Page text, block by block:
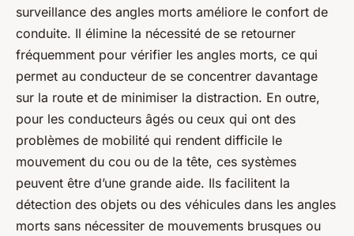
surveillance des angles morts améliore le confort de
conduite. Il élimine la nécessité de se retourner
fréquemment pour vérifier les angles morts, ce qui
permet au conducteur de se concentrer davantage
sur la route et de minimiser la distraction. En outre,
pour les conducteurs âgés ou ceux qui ont des
problèmes de mobilité qui rendent difficile le
mouvement du cou ou de la tête, ces systèmes
peuvent être d’une grande aide. Ils facilitent la
détection des objets ou des véhicules dans les angles
morts sans nécessiter de mouvements brusques ou